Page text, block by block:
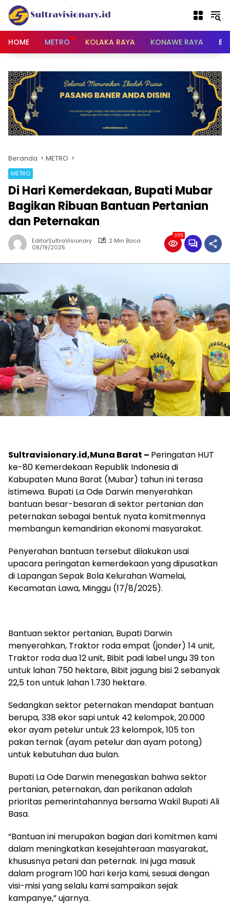
Langsung
konten
HOME
METRO KOLAKA RAYA KONAWE RAYA
Beranda METRO
METRO
Di Hari Kemerdekaan, Bupati Mubar
Bagikan Ribuan Bantuan Pertanian
dan Peternakan
EditorSultraVisionary
2 Min Baca
08/19/2025
355
Sultravisionary.id,Muna Barat – Peringatan HUT
ke-80 Kemerdekaan Republik Indonesia di
Kabupaten Muna Barat (Mubar) tahun ini terasa
istimewa. Bupati La Ode Darwin menyerahkan
bantuan besar-besaran di sektor pertanian dan
peternakan sebagai bentuk nyata komitmennya
membangun kemandirian ekonomi masyarakat.
Penyerahan bantuan tersebut dilakukan usai
upacara peringatan kemerdekaan yang dipusatkan
di Lapangan Sepak Bola Kelurahan Wamelai,
Kecamatan Lawa, Minggu (17/8/2025).
Bantuan sektor pertanian, Bupati Darwin
menyerahkan, Traktor roda empat (jonder) 14 unit,
Traktor roda dua 12 unit, Bibit padi label ungu 39 ton
untuk lahan 750 hektare, Bibit jagung bisi 2 sebanyak
22,5 ton untuk lahan 1.730 hektare.
Sedangkan sektor peternakan mendapat bantuan
berupa, 338 ekor sapi untuk 42 kelompok, 20.000
ekor ayam petelur untuk 23 kelompok, 105 ton
pakan ternak (ayam petelur dan ayam potong)
untuk kebutuhan dua bulan.
Bupati La Ode Darwin menegaskan bahwa sektor
pertanian, peternakan, dan perikanan adalah
prioritas pemerintahannya bersama Wakil Bupati Ali
Basa.
“Bantuan ini merupakan bagian dari komitmen kami
dalam meningkatkan kesejahteraan masyarakat,
khususnya petani dan peternak. Ini juga masuk
dalam program 100 hari kerja kami, sesuai dengan
visi-misi yang selalu kami sampaikan sejak
kampanye,” ujarnya.